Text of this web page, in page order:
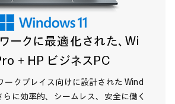
ークに最適化された、Wi
＋HP ビジネスPC
ークプレイス向けに設計された Wind
らに効率的、シームレス、安全に働く